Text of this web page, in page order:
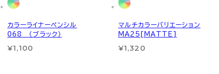
カラーライナーペンシル
068 （ブラック）
¥1,100
マルチカラーバリエーション
MA25[MATTE]
¥1,320